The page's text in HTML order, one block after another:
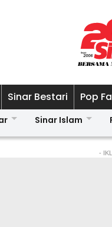
Sinar Bestari Pop
Sinar Islam
-